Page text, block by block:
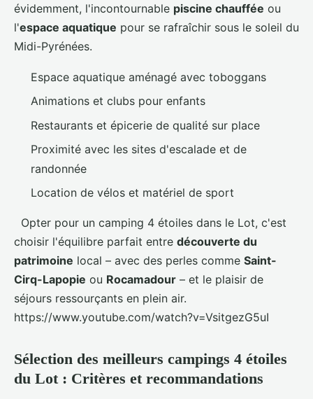
évidemment, l'incontournable piscine chauffée ou
l'espace aquatique pour se rafraîchir sous le soleil du
Midi-Pyrénées.
Espace aquatique aménagé avec toboggans
Animations et clubs pour enfants
Restaurants et épicerie de qualité sur place
Proximité avec les sites d'escalade et de
randonnée
Location de vélos et matériel de sport
Opter pour un camping 4 étoiles dans le Lot, c'est
choisir l'équilibre parfait entre découverte du
patrimoine local – avec des perles comme Saint-
Cirq-Lapopie ou Rocamadour – et le plaisir de
séjours ressourçants en plein air.
https://www.youtube.com/watch?v=VsitgezG5uI
Sélection des meilleurs campings 4 étoiles
du Lot : Critères et recommandations